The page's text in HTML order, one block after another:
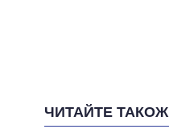
ЧИТАЙТЕ ТАКОЖ